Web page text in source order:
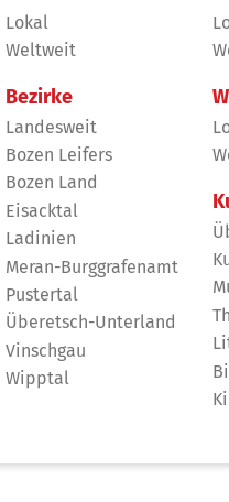
Lokal
Weltweit
Bezirke
Landesweit
Bozen Leifers
Bozen Land
Eisacktal
Ladinien
Meran-Burggrafenamt
Pustertal
Überetsch-Unterland
Vinschgau
Wipptal